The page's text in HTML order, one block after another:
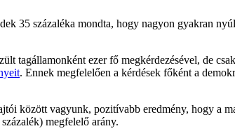
35 százaléka mondta, hogy nagyon gyakran
tagállamonként ezer fő megkérdezésével, de
. Ennek megfelelően a kérdések főként a
között vagyunk, pozitívabb eredmény, hogy a
megfelelő arány.